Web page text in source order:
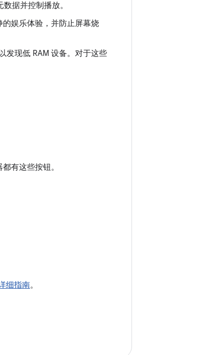
据并控制播放。
娱乐体验，并防止屏幕烧
发现低 RAM 设备。对于这些
有这些按钮。
细指南。